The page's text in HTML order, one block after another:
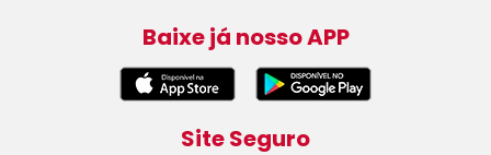
Baixe já nosso APP
Site Seguro